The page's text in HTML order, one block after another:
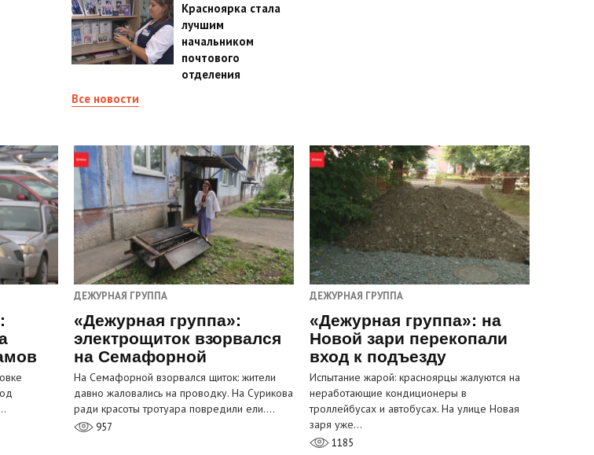
Красноярка стала
лучшим
начальником
почтового
отделения
Все новости
ДЕЖУРНАЯ ГРУППА
«Дежурная группа»:
электрощиток взорвался
на Семафорной
На Семафорной взорвался щиток: жители
давно жаловались на проводку. На Сурикова
ради красоты тротуара повредили ели.…
957
ДЕЖУРНАЯ ГРУППА
«Дежурная группа»: на
Новой зари перекопали
вход к подъезду
Испытание жарой: красноярцы жалуются на
неработающие кондиционеры в
троллейбусах и автобусах. На улице Новая
заря уже…
1185